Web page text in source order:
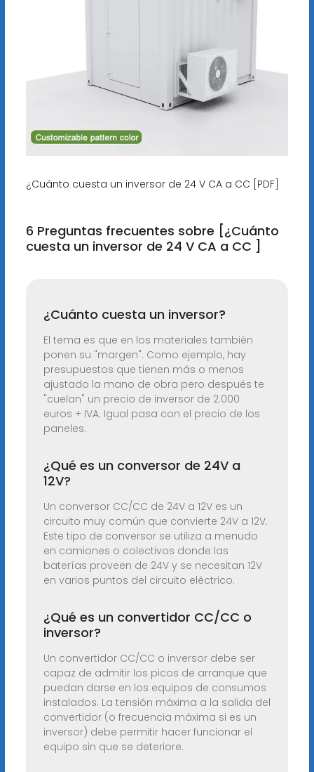
¿Cuánto cuesta un inversor de 24 V CA a CC [PDF]
6 Preguntas frecuentes sobre [¿Cuánto
cuesta un inversor de 24 V CA a CC ]
¿Cuánto cuesta un inversor?
El tema es que en los materiales también
ponen su "margen". Como ejemplo, hay
presupuestos que tienen más o menos
ajustado la mano de obra pero después te
"cuelan" un precio de inversor de 2.000
euros + IVA. Igual pasa con el precio de los
paneles.
¿Qué es un conversor de 24V a
12V?
Un conversor CC/CC de 24V a 12V es un
circuito muy común que convierte 24V a 12V.
Este tipo de conversor se utiliza a menudo
en camiones o colectivos donde las
baterías proveen de 24V y se necesitan 12V
en varios puntos del circuito eléctrico.
¿Qué es un convertidor CC/CC o
inversor?
Un convertidor CC/CC o inversor debe ser
capaz de admitir los picos de arranque que
puedan darse en los equipos de consumos
instalados. La tensión máxima a la salida del
convertidor (o frecuencia máxima si es un
inversor) debe permitir hacer funcionar el
equipo sin que se deteriore.